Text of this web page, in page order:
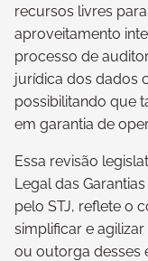
recursos livres
aproveitamento
processo de
jurídica dos dados
possibilitando que
em garantia de
Essa revisão
Legal das
pelo STJ, reflete o
simplificar e
ou outorga desses